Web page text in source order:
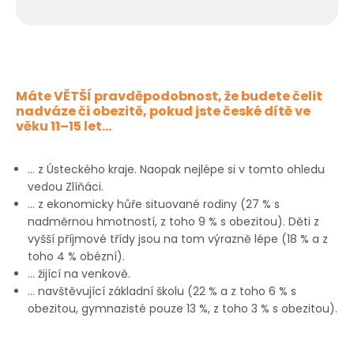
Máte VĚTŠÍ pravděpodobnost, že budete čelit
nadváze či obezitě, pokud jste české dítě ve
věku 11–15 let…
… z Ústeckého kraje. Naopak nejlépe si v tomto ohledu
vedou Zlíňáci.
… z ekonomicky hůře situované rodiny (27 % s
nadměrnou hmotností, z toho 9 % s obezitou). Děti z
vyšší příjmové třídy jsou na tom výrazně lépe (18 % a z
toho 4 % obézní).
… žijící na venkově.
… navštěvující základní školu (22 % a z toho 6 % s
obezitou, gymnazisté pouze 13 %, z toho 3 % s obezitou).